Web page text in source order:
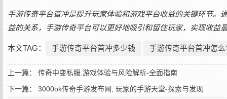
手游传奇平台首冲是提升玩家体验和游戏平台收益的关键环节
益的关系，手游传奇平台可以更好地吸引和留住玩家，实现收益
本文TAG： 手游传奇平台首冲多少钱 手游传奇平台首冲怎么
上一篇： 传奇中变私服,游戏体验与风险解析-全面指南
下一篇： 3000ok传奇手游发布网, 玩家的手游天堂-探索与发现